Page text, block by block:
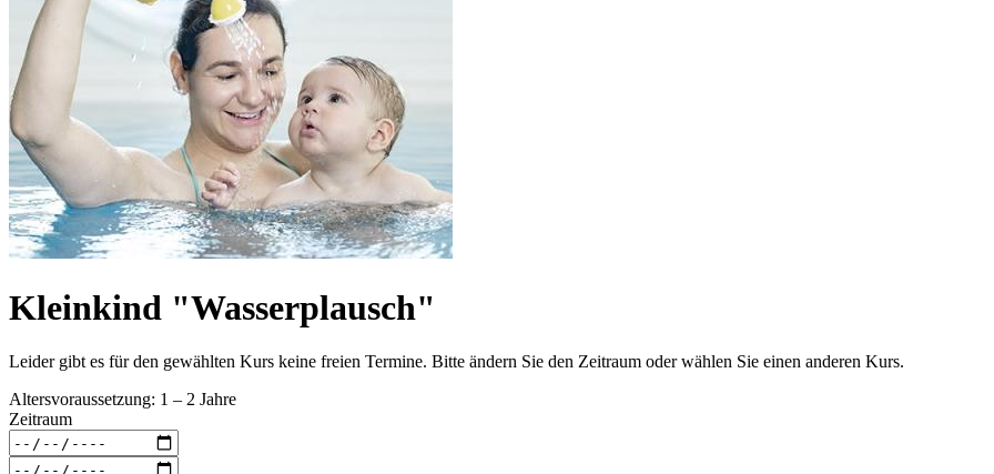
Kleinkind "Wasserplausch"
Leider gibt es für den gewählten Kurs keine freien Termine. Bitte ändern Sie den Zeitraum oder wählen Sie einen anderen Kurs.
Altersvoraussetzung: 1 – 2 Jahre
Zeitraum